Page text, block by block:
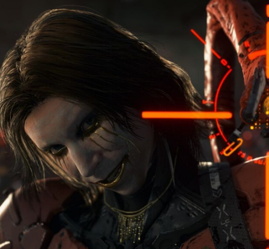
változat volt, addig itt az On the Beach
egy ízig-vérig PS5 kódból lett
származtatva. Ennek ellenére a mobil
RTX 2060-as laptopom viszi, mi több,
játszhatóan viszi a címet, míg ugyanez az
eredeti PS4-ről már nem mondható el,
hiszen erre meg sem jelent a játék. A régi
vason való futtatáshoz persze le kellett
vennem mindent low-ra, 1080p + DLSS
üzemmódban, FSR frame gennel
játszottam, de így megvolt simán az átlag
40 FPS, és a játék jól is néz ki. Ami
mégsem annyira frankó, hogy stutter-
hatások vannak, ha jön a hirtelen
cutscene, vagy valami területi
betöltögetés történik a háttérben. Az
átvezetők sem tökéletesek, döcögés
szempontjából. A sokat hangoztatott